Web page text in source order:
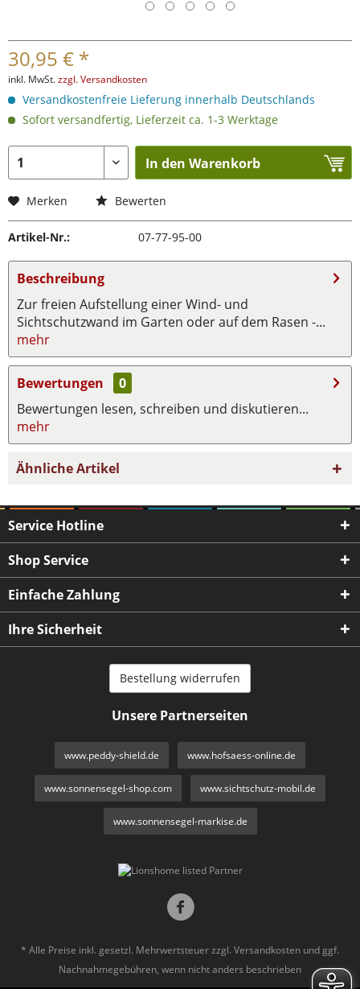
30,95 € *
inkl. MwSt.zzgl. Versandkosten
Versandkostenfreie Lieferung innerhalb Deutschlands
Sofort versandfertig, Lieferzeit ca. 1-3 Werktage
In den Warenkorb
Merken Bewerten
Artikel-Nr.: 07-77-95-00
Beschreibung
Zur freien Aufstellung einer Wind- und
Sichtschutzwand im Garten oder auf dem Rasen -...
mehr
Bewertungen
0
Bewertungen lesen, schreiben und diskutieren...
mehr
Ähnliche Artikel
Service Hotline
Shop Service
Einfache Zahlung
Ihre Sicherheit
Bestellung widerrufen
Unsere Partnerseiten
www.peddy-shield.de www.hofsaess-online.de
www.sonnensegel-shop.com www.sichtschutz-mobil.de
www.sonnensegel-markise.de
* Alle Preise inkl. gesetzl. Mehrwertsteuer zzgl. Versandkosten und ggf.
Nachnahmegebühren, wenn nicht anders beschrieben